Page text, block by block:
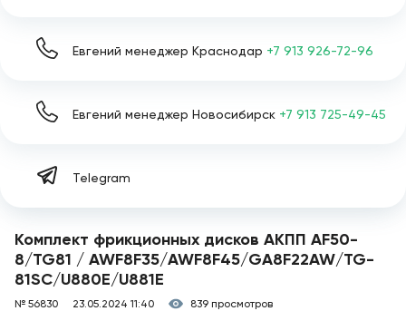
Комплект фрикционных дисков АКПП AF50-
8/TG81 / AWF8F35/AWF8F45/GA8F22AW/TG-
81SC/U880E/U881E
№ 56830 23.05.2024 11:40 839 просмотров
Telegram
Евгений менеджер Новосибирск +7 913 725-49-45
Евгений менеджер Краснодар +7 913 926-72-96